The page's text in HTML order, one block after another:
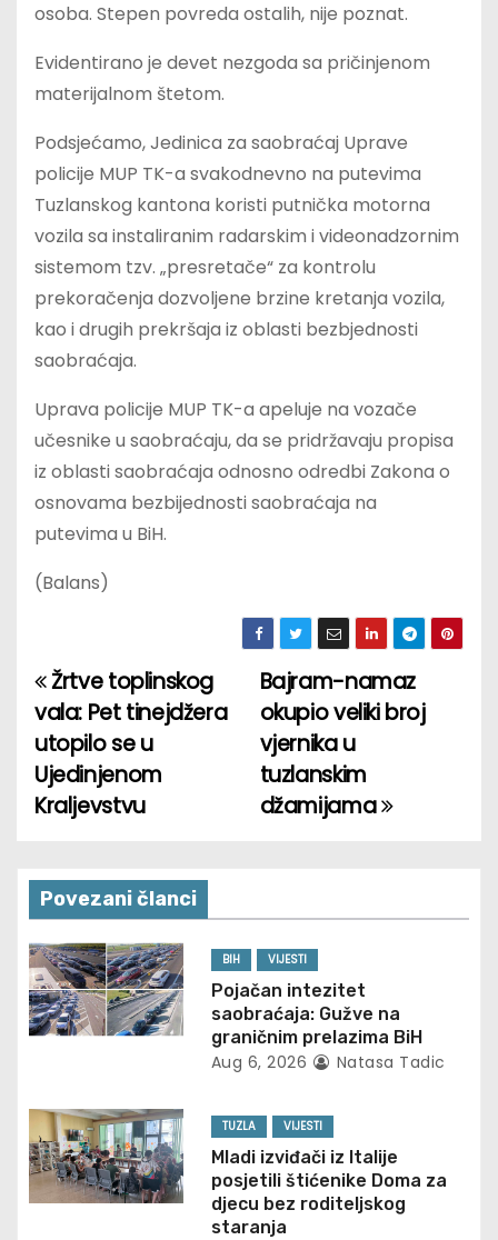
osoba. Stepen povreda ostalih, nije poznat.
Evidentirano je devet nezgoda sa pričinjenom
materijalnom štetom.
Podsjećamo, Jedinica za saobraćaj Uprave
policije MUP TK-a svakodnevno na putevima
Tuzlanskog kantona koristi putnička motorna
vozila sa instaliranim radarskim i videonadzornim
sistemom tzv. „presretače“ za kontrolu
prekoračenja dozvoljene brzine kretanja vozila,
kao i drugih prekršaja iz oblasti bezbjednosti
saobraćaja.
Uprava policije MUP TK-a apeluje na vozače
učesnike u saobraćaju, da se pridržavaju propisa
iz oblasti saobraćaja odnosno odredbi Zakona o
osnovama bezbijednosti saobraćaja na
putevima u BiH.
(Balans)
P
o
s
n
a
v
i
a
t
i
Bajram-namaz
okupio veliki broj
vjernika u
tuzlanskim
džamijama
Žrtve toplinskog
vala: Pet tinejdžera
utopilo se u
Ujedinjenom
Kraljevstvu
Povezani članci
BIH VIJESTI
Pojačan intezitet
saobraćaja: Gužve na
graničnim prelazima BiH
Aug 6, 2026 Natasa Tadic
TUZLA VIJESTI
Mladi izviđači iz Italije
posjetili štićenike Doma za
djecu bez roditeljskog
staranja